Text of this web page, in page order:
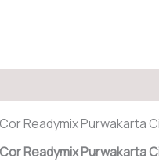
Readymix Purwakarta
Readymix Purwakarta